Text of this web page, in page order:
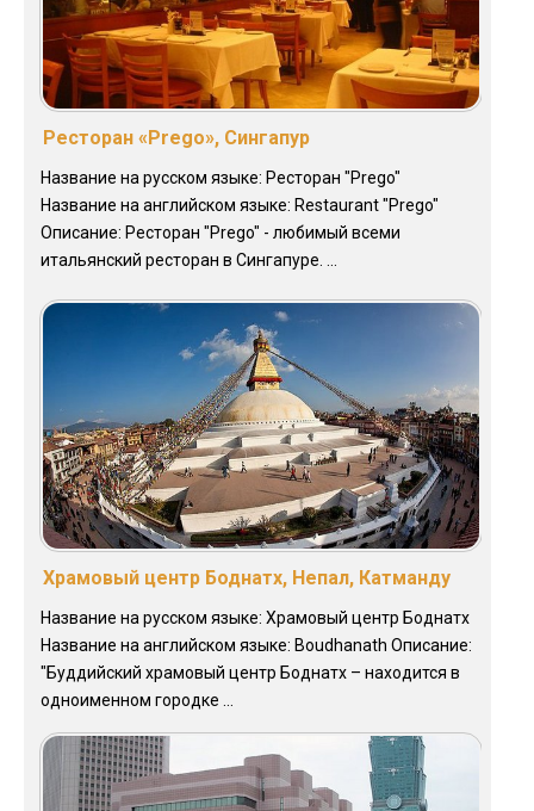
Ресторан «Prego», Сингапур
Название на русском языке: Ресторан "Prego"
Название на английском языке: Restaurant "Prego"
Описание: Ресторан "Prego" - любимый всеми
итальянский ресторан в Сингапуре. ...
Храмовый центр Боднатх, Непал, Катманду
Название на русском языке: Храмовый центр Боднатх
Название на английском языке: Boudhanath Описание:
"Буддийский храмовый центр Боднатх – находится в
одноименном городке ...